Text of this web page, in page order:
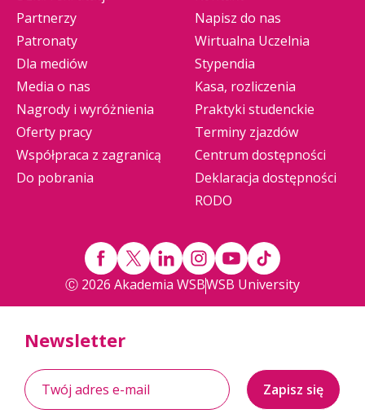
Partnerzy
Patronaty
Dla mediów
Media o nas
Nagrody i wyróżnienia
Oferty pracy
Współpraca z zagranicą
Do pobrania
Napisz do nas
Wirtualna Uczelnia
Stypendia
Kasa, rozliczenia
Praktyki studenckie
Terminy zjazdów
Centrum dostępności
Deklaracja dostępności
RODO
Ⓒ 2026 Akademia WSBWSB University
Newsletter
Zapisz się